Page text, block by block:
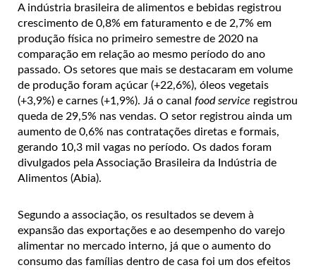
A indústria brasileira de alimentos e bebidas registrou
crescimento de 0,8% em faturamento e de 2,7% em
produção física no primeiro semestre de 2020 na
comparação em relação ao mesmo período do ano
passado. Os setores que mais se destacaram em volume
de produção foram açúcar (+22,6%), óleos vegetais
(+3,9%) e carnes (+1,9%). Já o canal food service registrou
queda de 29,5% nas vendas. O setor registrou ainda um
aumento de 0,6% nas contratações diretas e formais,
gerando 10,3 mil vagas no período. Os dados foram
divulgados pela Associação Brasileira da Indústria de
Alimentos (Abia).
Segundo a associação, os resultados se devem à
expansão das exportações e ao desempenho do varejo
alimentar no mercado interno, já que o aumento do
consumo das famílias dentro de casa foi um dos efeitos